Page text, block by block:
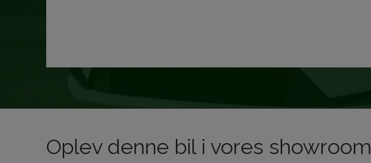
Oplev denne bil i vores showroom